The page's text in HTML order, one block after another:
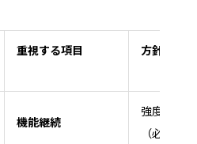
重視する項目 方針
機能継続
強度型寄り
（必要に